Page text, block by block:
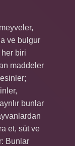
ve bulgur
biri
maddeler
bunlar
et, süt ve
Bunlar